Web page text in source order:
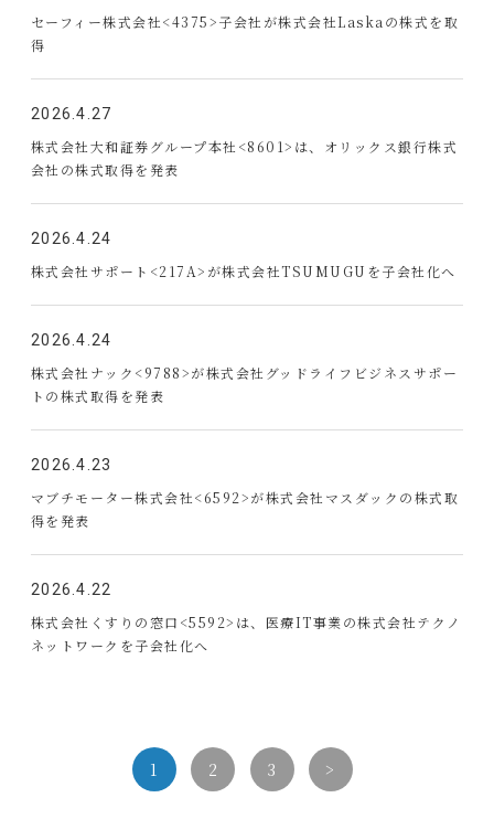
セーフィー株式会社<4375>子会社が株式会社Laskaの株式を取
得
2026.4.27
株式会社大和証券グループ本社<8601>は、オリックス銀行株式
会社の株式取得を発表
2026.4.24
株式会社サポート<217A>が株式会社TSUMUGUを子会社化へ
2026.4.24
株式会社ナック<9788>が株式会社グッドライフビジネスサポー
トの株式取得を発表
2026.4.23
マブチモーター株式会社<6592>が株式会社マスダックの株式取
得を発表
2026.4.22
株式会社くすりの窓口<5592>は、医療IT事業の株式会社テクノ
ネットワークを子会社化へ
1 2 3 >